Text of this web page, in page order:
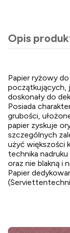
Opis
Papier ryżowy
początkujących,
doskonały do
Posiada
grubości,
papier zyskuje
szczególnych
użyć większości
technika
oraz nie blakną i
Papier